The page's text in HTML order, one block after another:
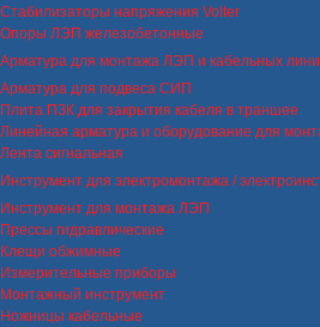
Стабилизаторы напряжения Volter
Опоры ЛЭП железобетонные
Арматура для монтажа ЛЭП и кабельных
Арматура для подвеса СИП
Плита ПЗК для закрытия кабеля в траншее
Линейная арматура и оборудование для
Лента сигнальная
Инструмент для электромонтажа /
Инструмент для монтажа ЛЭП
Прессы гидравлические
Клещи обжимные
Измерительные приборы
Монтажный инструмент
Ножницы кабельные